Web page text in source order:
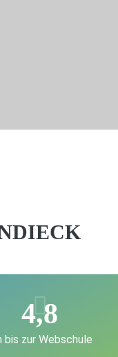
4,8
bis zur Webschule